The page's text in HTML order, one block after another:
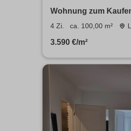
Wohnung zum
€ 100 m²
4 Zi. ca. 100,00 m²
3.590 €/m²